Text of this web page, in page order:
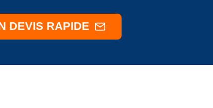
DEVIS RAPIDE